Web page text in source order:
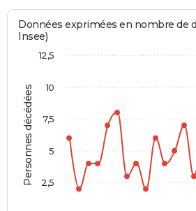
Personnes décédées
Données exprimées en nombre de
Insee)
2,5
5
7,5
10
12,5